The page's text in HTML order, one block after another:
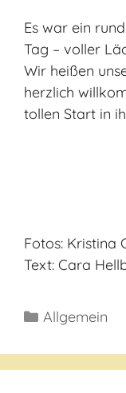
Es war ein
Tag – voller
Wir heißen
herzlich
tollen Start in
Fotos: Kristina
Text: Cara
Kategorien
Allgemein